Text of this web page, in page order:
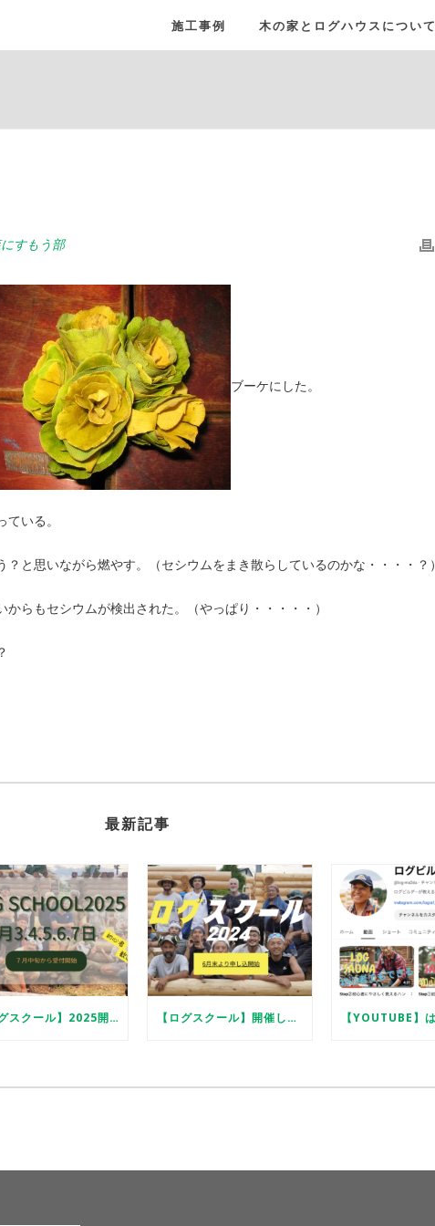
施工事例 木の家とログハウスについて
すもう部
ブーケにした。
いる。
と思いながら燃やす。（セシウムをまき散らしているのかな・・・・？）
らもセシウムが検出された。（やっぱり・・・・・）
最新記事
【ログスクール】2025開催します 【ログスクール】開催します